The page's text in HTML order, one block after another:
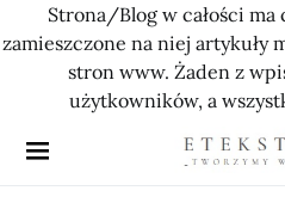
Strona/Blog w całości
zamieszczone na niej artykuły
stron www. Żaden z
użytkowników, a